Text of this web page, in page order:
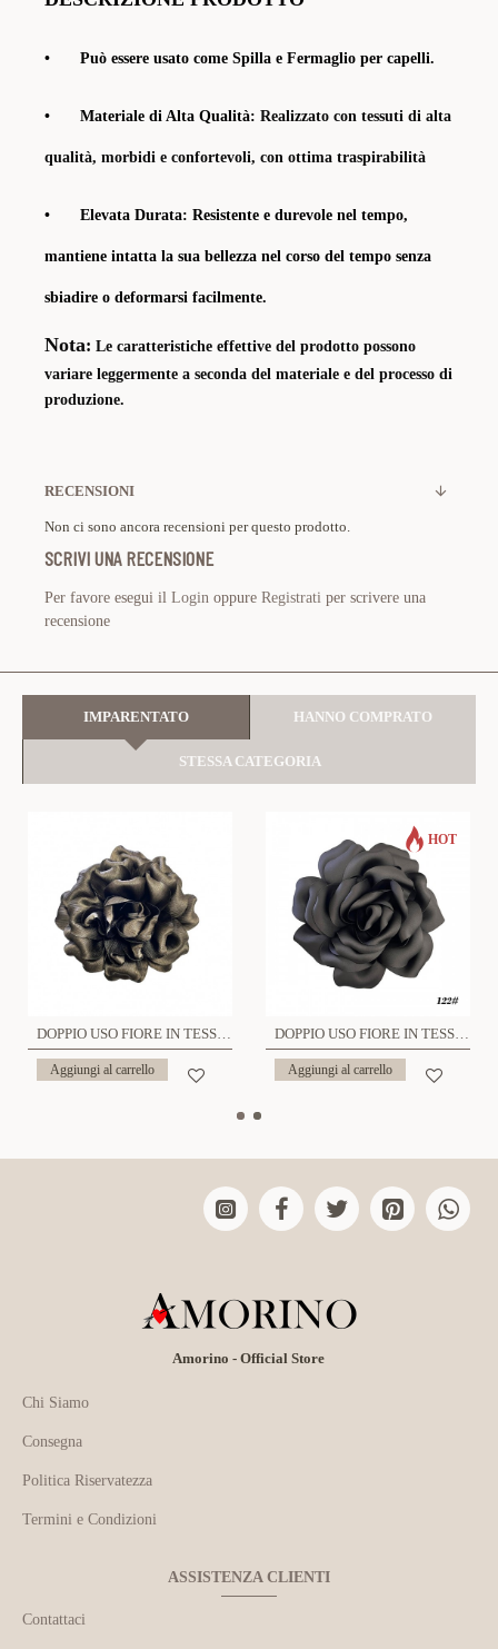
• Può essere usato come Spilla e Fermaglio per capelli.
• Materiale di Alta Qualità: Realizzato con tessuti di alta
qualità, morbidi e confortevoli, con ottima traspirabilità
• Elevata Durata: Resistente e durevole nel tempo,
mantiene intatta la sua bellezza nel corso del tempo senza
sbiadire o deformarsi facilmente.
Nota: Le caratteristiche effettive del prodotto possono
variare leggermente a seconda del materiale e del processo di
produzione.
RECENSIONI
Non ci sono ancora recensioni per questo prodotto.
SCRIVI UNA RECENSIONE
Per favore esegui il Login oppure Registrati per scrivere una
recensione
IMPARENTATO HANNO COMPRATO
STESSA CATEGORIA
DOPPIO USO FIORE IN TESSUTO SPILLA E FERMAGLIO - YY2360F83
Aggiungi al carrello
HOT
DOPPIO USO FIORE IN TESSUTO SPILLA E FERMAGLIO - YY2360F84
Aggiungi al carrello
Amorino - Official Store
Chi Siamo
Consegna
Politica Riservatezza
Termini e Condizioni
ASSISTENZA CLIENTI
Contattaci